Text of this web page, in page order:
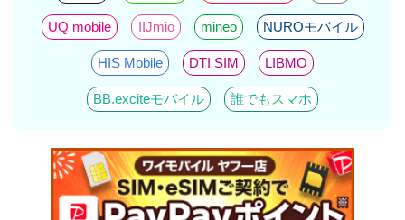
UQ mobile IIJmio mineo NUROモバイル
HIS Mobile DTI SIM LIBMO
BB.exciteモバイル 誰でもスマホ